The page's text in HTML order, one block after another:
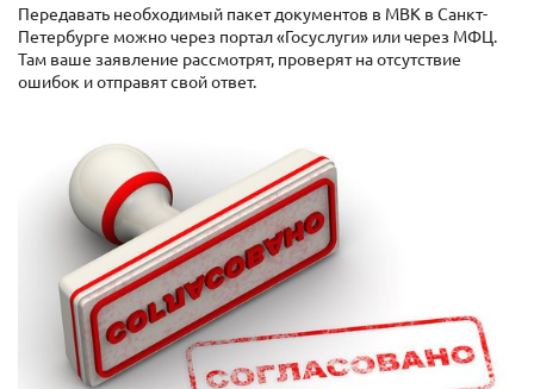
Передавать необходимый пакет документов в МВК в Санкт-
Петербурге можно через портал «Госуслуги» или через МФЦ.
Там ваше заявление рассмотрят, проверят на отсутствие
ошибок и отправят свой ответ.